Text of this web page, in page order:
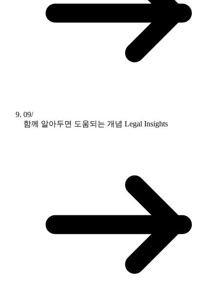
09/
함께 알아두면 도움되는 개념 Legal Insights